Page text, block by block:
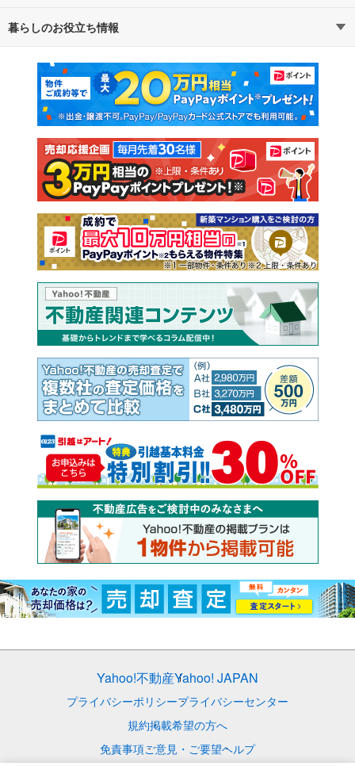
通勤・通学時間から探す
不動産・住宅
新築マンション 中古マンション
新築一戸建て 中古一戸建て
注文住宅 土地
売却査定
暮らしのお役立ち情報
マンションカタログ 教えて！住まいの先生
Yahoo!不動産Yahoo! JAPAN
プライバシーポリシープライバシーセンター
規約掲載希望の方へ
免責事項ご意見・ご要望ヘルプ